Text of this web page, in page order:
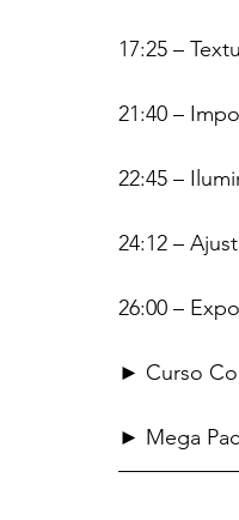
17:25 –
21:40 –
22:45 –
24:12 –
26:00 –
► Curso
► Mega